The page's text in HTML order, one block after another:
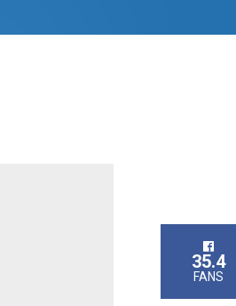
35.4
FANS